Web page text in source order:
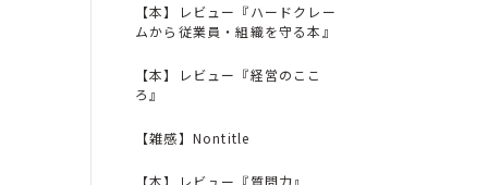
【本】レビュー『ハードクレー
ムから従業員・組織を守る本』
【本】レビュー『経営のここ
ろ』
【雑感】Nontitle
【本】レビュー『質問力』